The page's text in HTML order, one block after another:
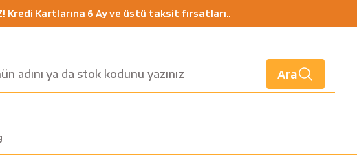
Kredi Kartlarına 6 Ay ve üstü taksit fırsatları..
Ara